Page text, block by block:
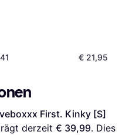
€ 21,95
First. Kinky [S]
derzeit € 39,99. Dies